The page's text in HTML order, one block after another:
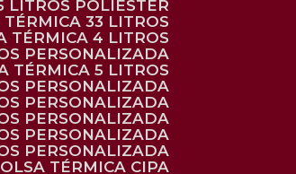
LITROS POLIÉSTER
TÉRMICA 33 LITROS
TÉRMICA 4 LITROS
PERSONALIZADA
TÉRMICA 5 LITROS
PERSONALIZADA
PERSONALIZADA
PERSONALIZADA
PERSONALIZADA
PERSONALIZADA
BOLSA TÉRMICA CIPA